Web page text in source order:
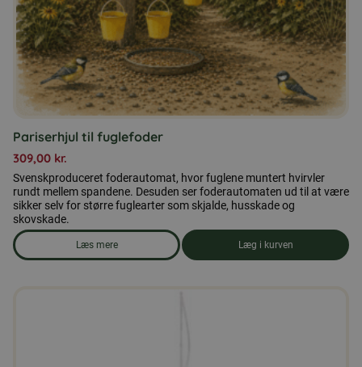
Pariserhjul til fuglefoder
309,00 kr.
Svenskproduceret foderautomat, hvor fuglene muntert hvirvler
rundt mellem spandene. Desuden ser foderautomaten ud til at være
sikker selv for større fuglearter som skjalde, husskade og
skovskade.
Læs mere
om produkten Pariserhjul til fuglefoder
Læg i kurven